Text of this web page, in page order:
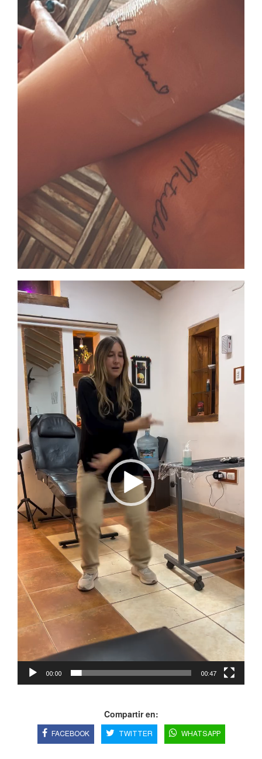
Reproductor
de
00:00 00:47
Compartir en:
FACEBOOK TWITTER WHATSAPP